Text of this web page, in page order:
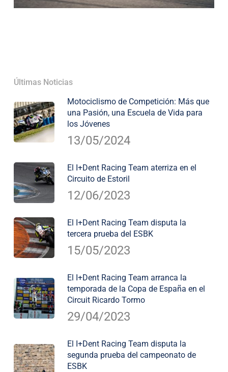
Últimas Noticias
Motociclismo de Competición: Más que
una Pasión, una Escuela de Vida para
los Jóvenes
13/05/2024
El I+Dent Racing Team aterriza en el
Circuito de Estoril
12/06/2023
El I+Dent Racing Team disputa la
tercera prueba del ESBK
15/05/2023
El I+Dent Racing Team arranca la
temporada de la Copa de España en el
Circuit Ricardo Tormo
29/04/2023
El I+Dent Racing Team disputa la
segunda prueba del campeonato de
ESBK